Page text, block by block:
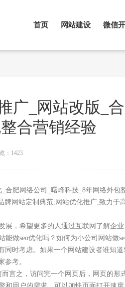
首页 网站建设 微信
广_网站改版_
合营销经验
：1423
合肥网络公司_曙峰科技_8年网络外包
网站定制典范,网站优化推广,致力
，希望更多的人通过互联网了解企
做seo优化吗？如何为小公司网站做
时考虑。如果一个网站建设者谁知
参考。
言之，访问完一个网页后，网页的